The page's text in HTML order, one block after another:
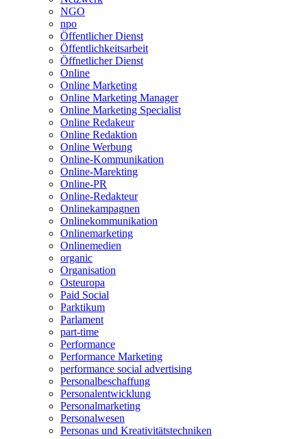
NGO
npo
Öffentlicher Dienst
Öffentlichkeitsarbeit
Öffnetlicher Dienst
Online
Online Marketing
Online Marketing Manager
Online Marketing Specialist
Online Redakeur
Online Redaktion
Online Werbung
Online-Kommunikation
Online-Marekting
Online-PR
Online-Redakteur
Onlinekampagnen
Onlinekommunikation
Onlinemarketing
Onlinemedien
organic
Organisation
Osteuropa
Paid Social
Parktikum
Parlament
part-time
Performance
Performance Marketing
performance social advertising
Personalbeschaffung
Personalentwicklung
Personalmarketing
Personalwesen
Personas und Kreativitätstechniken